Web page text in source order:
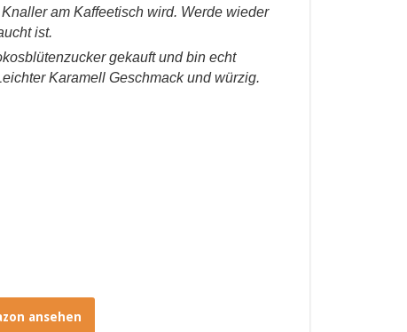
am Kaffeetisch wird. Werde wieder
ist.
gekauft und bin echt
Karamell Geschmack und würzig.
ansehen